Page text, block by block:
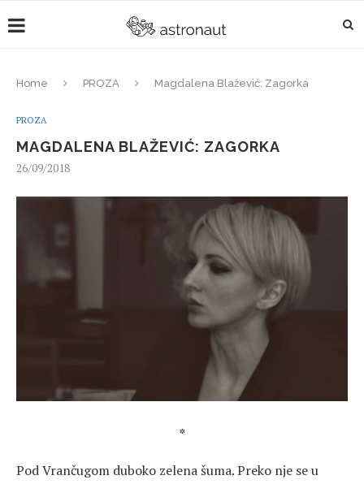
Home PROZA Magdalena Blažević: Zagorka
PROZA
MAGDALENA BLAŽEVIĆ: ZAGORKA
26/09/2018
*
Pod Vrančugom duboko zelena šuma. Preko nje se u